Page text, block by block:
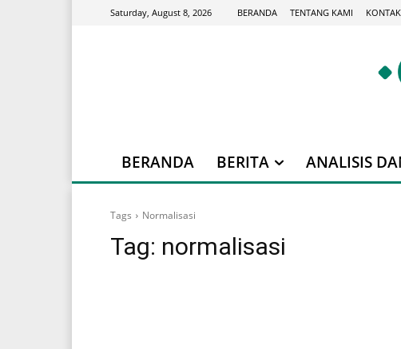
Saturday, August 8, 2026 BERANDA TENTANG KAMI KONTAK
BERANDA BERITA ANALISIS
Tags Normalisasi
Tag: normalisasi